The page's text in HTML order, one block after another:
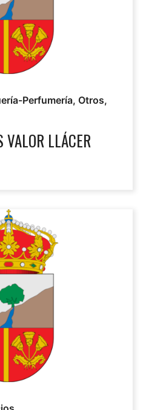
Perfumería, Otros,
VALOR LLÁCER